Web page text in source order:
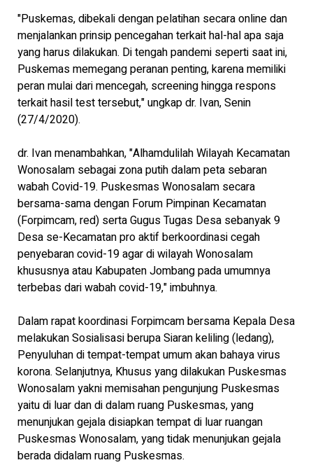
"Puskemas, dibekali dengan pelatihan secara online dan
menjalankan prinsip pencegahan terkait hal-hal apa saja
yang harus dilakukan. Di tengah pandemi seperti saat ini,
Puskemas memegang peranan penting, karena memiliki
peran mulai dari mencegah, screening hingga respons
terkait hasil test tersebut," ungkap dr. Ivan, Senin
(27/4/2020).
dr. Ivan menambahkan, "Alhamdulilah Wilayah Kecamatan
Wonosalam sebagai zona putih dalam peta sebaran
wabah Covid-19. Puskesmas Wonosalam secara
bersama-sama dengan Forum Pimpinan Kecamatan
(Forpimcam, red) serta Gugus Tugas Desa sebanyak 9
Desa se-Kecamatan pro aktif berkoordinasi cegah
penyebaran covid-19 agar di wilayah Wonosalam
khususnya atau Kabupaten Jombang pada umumnya
terbebas dari wabah covid-19," imbuhnya.
Dalam rapat koordinasi Forpimcam bersama Kepala Desa
melakukan Sosialisasi berupa Siaran keliling (ledang),
Penyuluhan di tempat-tempat umum akan bahaya virus
korona. Selanjutnya, Khusus yang dilakukan Puskesmas
Wonosalam yakni memisahan pengunjung Puskesmas
yaitu di luar dan di dalam ruang Puskesmas, yang
menunjukan gejala disiapkan tempat di luar ruangan
Puskesmas Wonosalam, yang tidak menunjukan gejala
berada didalam ruang Puskesmas.